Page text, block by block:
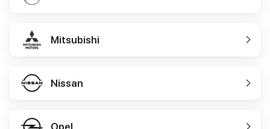
Mitsubishi
Nissan
Opel